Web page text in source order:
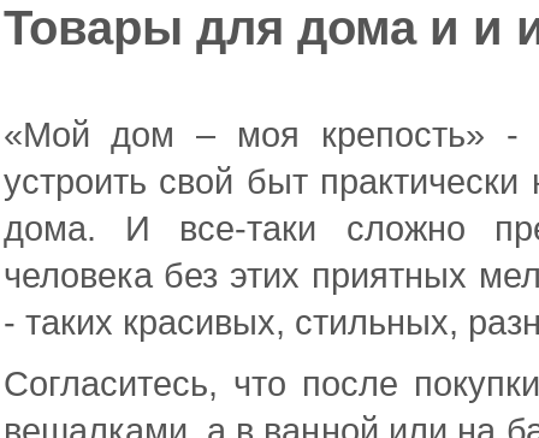
Товары для дома и и
«Мой дом – моя крепость» -
устроить свой быт
дома. И все-таки сложно
человека без этих приятных
- таких красивых, стильных,
Согласитесь, что после